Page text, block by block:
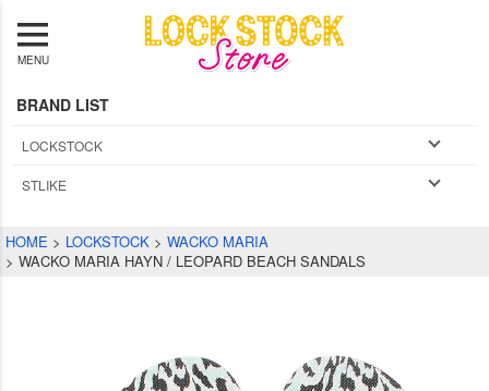
MENU
BRAND LIST
LOCKSTOCK
STLIKE
HOME LOCKSTOCK
WACKO MARIA
WACKO MARIA HAYN / LEOPARD BEACH SANDALS